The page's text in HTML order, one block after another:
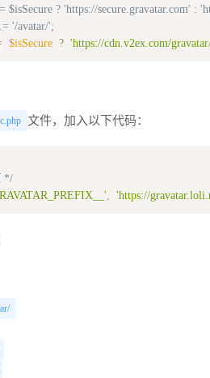
$isSecure ? 'https://secure.gravatar.com' :
'/avatar/';
$isSecure ? 'https://cdn.v2ex.com/
文件，加入以下代码：
*/
, 'https://